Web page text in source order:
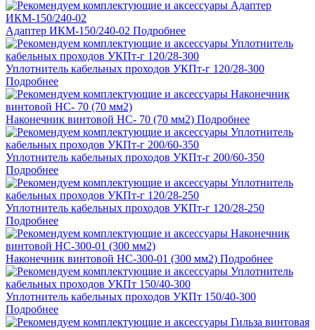
Адаптер ИКМ-150/240-02 Подробнее
Уплотнитель кабельных проходов УКПт-г 120/28-300
Подробнее
Наконечник винтовой НС- 70 (70 мм2) Подробнее
Уплотнитель кабельных проходов УКПт-г 200/60-350
Подробнее
Уплотнитель кабельных проходов УКПт-г 120/28-250
Подробнее
Наконечник винтовой НС-300-01 (300 мм2) Подробнее
Уплотнитель кабельных проходов УКПт 150/40-300
Подробнее